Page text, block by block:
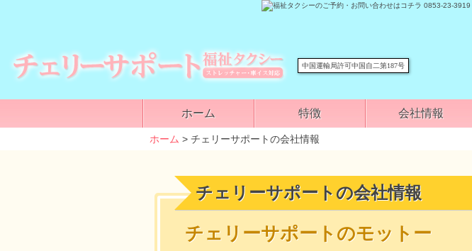
中国運輸局許可中国自二第187号
ホーム 特徴 会社情報
ホーム > チェリーサポートの会社情報
チェリーサポートの会社情報
チェリーサポートのモットー